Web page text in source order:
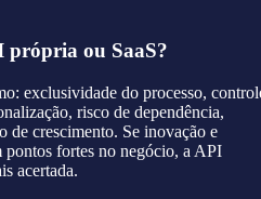
própria ou SaaS?
exclusividade do processo,
risco de dependência,
de crescimento. Se inovação e
fortes no negócio, a API
acertada.